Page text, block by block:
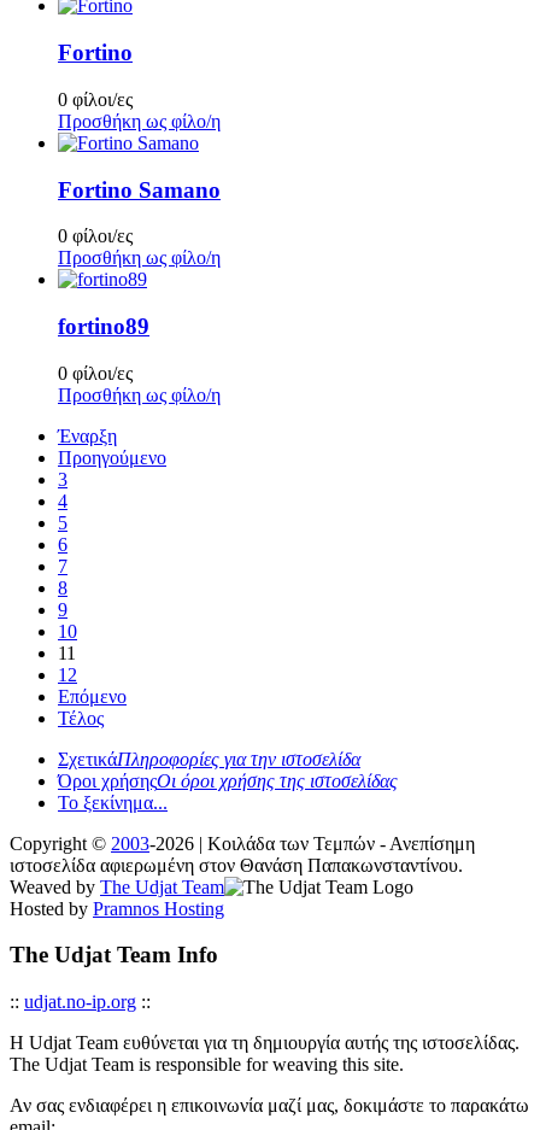
Fortino
0 φίλοι/ες
Προσθήκη ως φίλο/η
Fortino Samano
0 φίλοι/ες
Προσθήκη ως φίλο/η
fortino89
0 φίλοι/ες
Προσθήκη ως φίλο/η
Έναρξη
Προηγούμενο
3
4
5
6
7
8
9
10
11
12
Επόμενο
Τέλος
ΣχετικάΠληροφορίες για την ιστοσελίδα
Όροι χρήσηςΟι όροι χρήσης της ιστοσελίδας
Το ξεκίνημα...
Copyright © 2003-2026 | Κοιλάδα των Τεμπών - Ανεπίσημη
ιστοσελίδα αφιερωμένη στον Θανάση Παπακωνσταντίνου.
Weaved by The Udjat Team
Hosted by Pramnos Hosting
The Udjat Team Info
:: udjat.no-ip.org ::
Η Udjat Team ευθύνεται για τη δημιουργία αυτής της ιστοσελίδας.
The Udjat Team is responsible for weaving this site.
Αν σας ενδιαφέρει η επικοινωνία μαζί μας, δοκιμάστε το παρακάτω